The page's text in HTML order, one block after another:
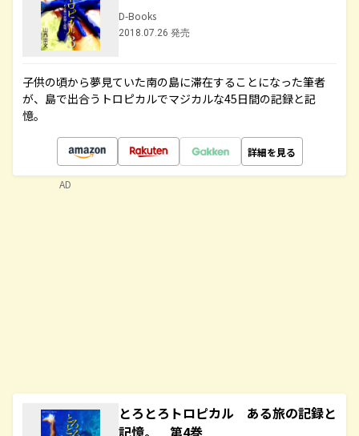
D-Books
2018.07.26 発売
子供の頃から夢見ていた南の島に滞在することになった筆者
が、島で出合うトロピカルでマジカルな45日間の記録と記
憶。
詳細を見る
とろとろトロピカル ある旅の記録と
記憶。 第4巻
AD